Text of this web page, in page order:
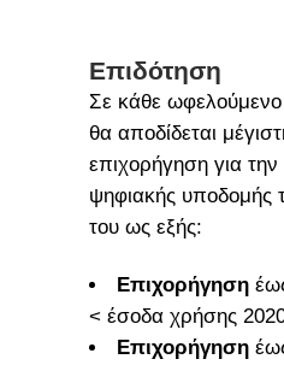
Επιδότηση
Σε κάθε
θα αποδίδεται
επιχορήγηση για
ψηφιακής υποδομής
του ως εξής:
Επιχορήγηση
< έσοδα χρήσης
Επιχορήγηση